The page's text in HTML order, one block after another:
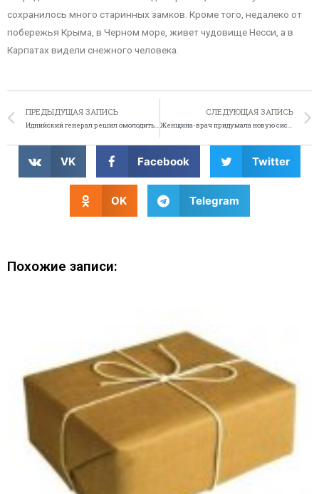
сохранилось много старинных замков. Кроме того, недалеко от
побережья Крыма, в Черном море, живет чудовище Несси, а в
Карпатах видели снежного человека.
ПРЕДЫДУЩАЯ ЗАПИСЬ
Иднийский генерал решил омолодиться
СЛЕДУЮЩАЯ ЗАПИСЬ
Женщина-врач придумала новую систему защиты от воров
VK Facebook Twitter
OK Telegram
Похожие записи: